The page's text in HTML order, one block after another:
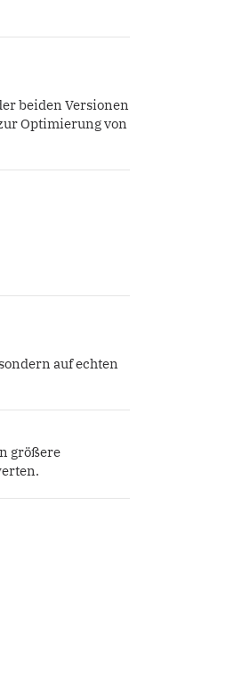
beiden Versionen
Optimierung von
auf echten
größere